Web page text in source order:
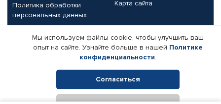
Политика обработки
персональных данных
Карта сайта
Партнерам
Корпоративным клиентам
Поставщикам
Реквизиты компании
Мы используем файлы cookie, чтобы улучшить ваш
опыт на сайте. Узнайте больше в нашей Политике
конфиденциальности.
Согласиться